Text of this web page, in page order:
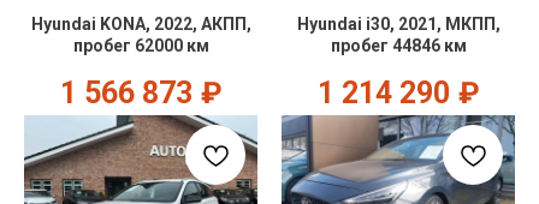
Hyundai KONA, 2022, АКПП,
пробег 62000 км
1 566 873 ₽
Hyundai i30, 2021, МКПП,
пробег 44846 км
1 214 290 ₽